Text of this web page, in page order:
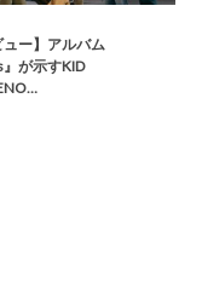
ュー】アルバム
』が示すKID